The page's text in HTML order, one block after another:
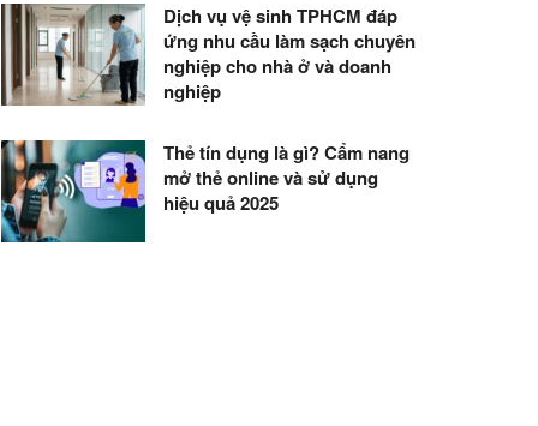
Dịch vụ vệ sinh TPHCM đáp
ứng nhu cầu làm sạch chuyên
nghiệp cho nhà ở và doanh
nghiệp
Thẻ tín dụng là gì? Cẩm nang
mở thẻ online và sử dụng
hiệu quả 2025